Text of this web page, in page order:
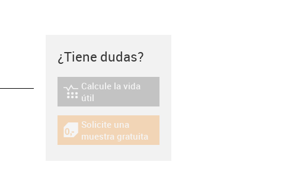
¿Tiene dudas?
igus-icon-lebensdauerrechner
Calcule la vida
útil
igus-icon-gratismuster
Solicite una
muestra gratuita